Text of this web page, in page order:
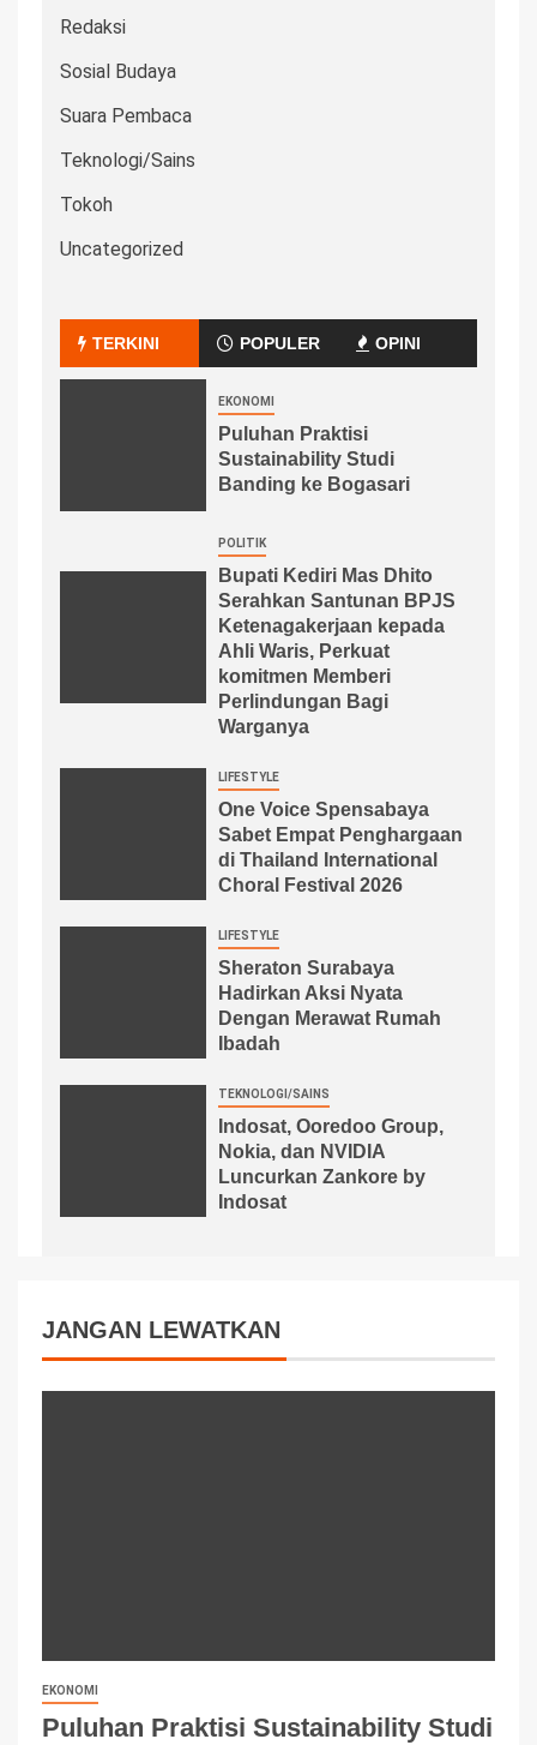
Redaksi
Sosial Budaya
Suara Pembaca
Teknologi/Sains
Tokoh
Uncategorized
TERKINI POPULER OPINI
EKONOMI
Puluhan Praktisi
Sustainability Studi
Banding ke Bogasari
POLITIK
Bupati Kediri Mas Dhito
Serahkan Santunan BPJS
Ketenagakerjaan kepada
Ahli Waris, Perkuat
komitmen Memberi
Perlindungan Bagi
Warganya
LIFESTYLE
One Voice Spensabaya
Sabet Empat Penghargaan
di Thailand International
Choral Festival 2026
LIFESTYLE
Sheraton Surabaya
Hadirkan Aksi Nyata
Dengan Merawat Rumah
Ibadah
TEKNOLOGI/SAINS
Indosat, Ooredoo Group,
Nokia, dan NVIDIA
Luncurkan Zankore by
Indosat
JANGAN LEWATKAN
EKONOMI
Puluhan Praktisi Sustainability Studi